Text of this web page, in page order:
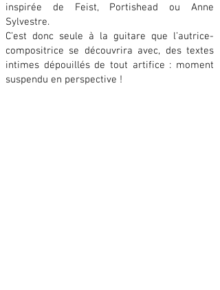
inspirée de Feist, Portishead ou Anne
Sylvestre.
C’est donc seule à la guitare que l’autrice-
compositrice se découvrira avec, des textes
intimes dépouillés de tout artifice : moment
suspendu en perspective !